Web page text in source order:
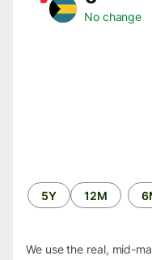
No change
12M
5Y
We use the real,